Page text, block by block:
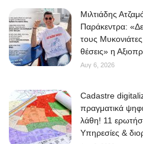
Μιλτιάδης
Παράκεντρα:
τους
θέσεις» η
Αυγ 6, 2026
Cadastre
πραγματικά
λάθη! 11
Υπηρεσίες &